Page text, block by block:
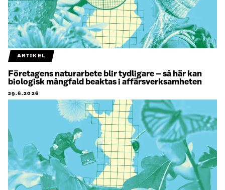
ARTIKEL
Företagens naturarbete blir tydligare – så här kan
biologisk mångfald beaktas i affärsverksamheten
29.6.2026